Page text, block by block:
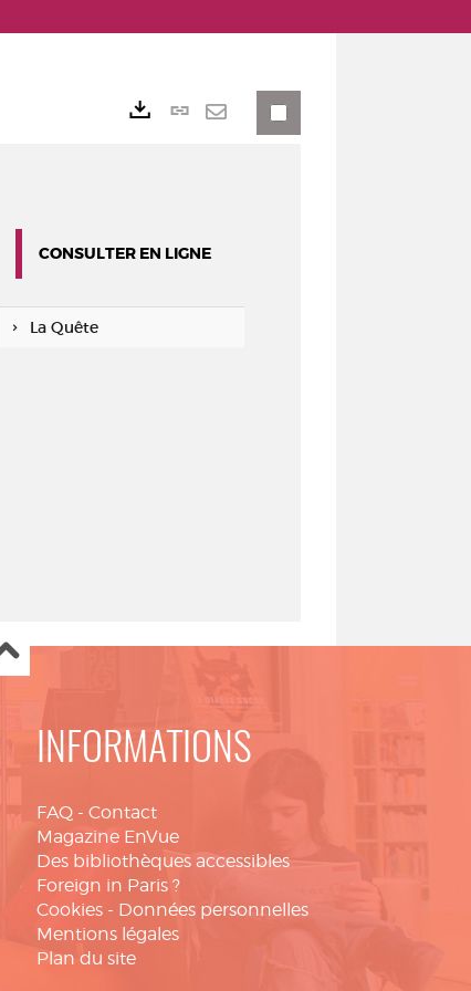
Lien
CONSULTER EN LIGNE
La Quête
INFORMATIONS
FAQ - Contact
Magazine EnVue
Des bibliothèques accessibles
Foreign in Paris ?
Cookies - Données personnelles
Mentions légales
Plan du site